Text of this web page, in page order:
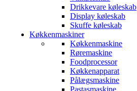
Drikkevare køleskab
Display køleskab
Skuffe køleskab
Køkkenmaskiner
Køkkenmaskine
Røremaskine
Foodprocessor
Køkkenapparat
Pålægsmaskine
Pastasmaskine